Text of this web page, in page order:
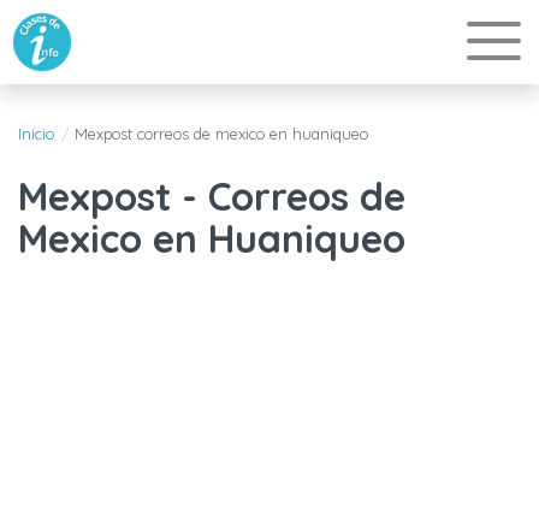
Inicio Mexpost correos de mexico en huaniqueo
Mexpost - Correos de
Mexico en Huaniqueo